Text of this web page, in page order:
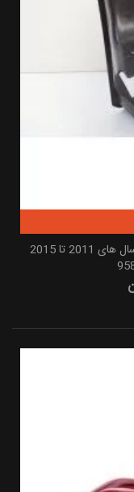
بادگیر رادیات سمت راست پورشه کاین توربو سال های 2011 تا 2015